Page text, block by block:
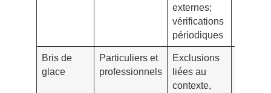
externes;
vérifications
périodiques
Bris de
glace
Particuliers et
professionnels
Exclusions
liées au
contexte,